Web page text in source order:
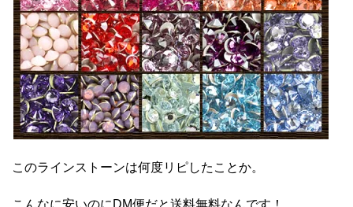
このラインストーンは何度リピしたことか。
こんなに安いのにDM便だと送料無料なんです！